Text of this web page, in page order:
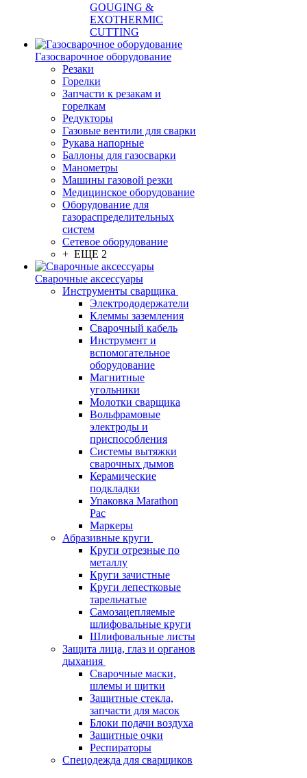
GOUGING &
EXOTHERMIC
CUTTING
Газосварочное оборудование
Резаки
Горелки
Запчасти к резакам и
горелкам
Редукторы
Газовые вентили для сварки
Рукава напорные
Баллоны для газосварки
Манометры
Машины газовой резки
Медицинское оборудование
Оборудование для
газораспределительных
систем
Сетевое оборудование
+ ЕЩЕ 2
Сварочные аксессуары
Инструменты сварщика
Электрододержатели
Клеммы заземления
Сварочный кабель
Инструмент и
вспомогательное
оборудование
Магнитные
угольники
Молотки сварщика
Вольфрамовые
электроды и
приспособления
Системы вытяжки
сварочных дымов
Керамические
подкладки
Упаковка Marathon
Pac
Маркеры
Абразивные круги
Круги отрезные по
металлу
Круги зачистные
Круги лепестковые
тарельчатые
Самозацепляемые
шлифовальные круги
Шлифовальные листы
Защита лица, глаз и органов
дыхания
Сварочные маски,
шлемы и щитки
Защитные стекла,
запчасти для масок
Блоки подачи воздуха
Защитные очки
Респираторы
Спецодежда для сварщиков